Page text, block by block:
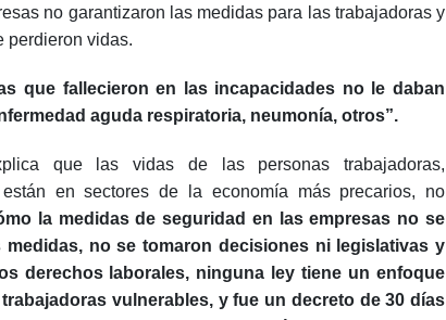
no garantizaron las medidas para las trabajadoras y
perdieron vidas.
que fallecieron en las incapacidades no le daban
aguda respiratoria, neumonía, otros”.
que las vidas de las personas trabajadoras,
en sectores de la economía más precarios, no
la medidas de seguridad en las empresas no se
no se tomaron decisiones ni legislativas y
derechos laborales, ninguna ley tiene un enfoque
vulnerables, y fue un decreto de 30 días